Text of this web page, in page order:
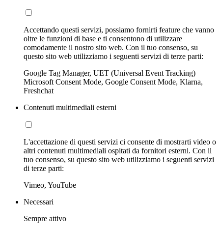
Accettando questi servizi, possiamo fornirti feature che vanno
oltre le funzioni di base e ti consentono di utilizzare
comodamente il nostro sito web. Con il tuo consenso, su
questo sito web utilizziamo i seguenti servizi di terze parti:
Google Tag Manager, UET (Universal Event Tracking)
Microsoft Consent Mode, Google Consent Mode, Klarna,
Freshchat
Contenuti multimediali esterni
L'accettazione di questi servizi ci consente di mostrarti video o
altri contenuti multimediali ospitati da fornitori esterni. Con il
tuo consenso, su questo sito web utilizziamo i seguenti servizi
di terze parti:
Vimeo, YouTube
Necessari
Sempre attivo